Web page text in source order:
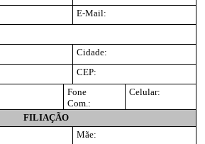
E-Mail:
Cidade:
CEP:
Fone
Com.:
Celular:
FILIAÇÃO
Mãe: